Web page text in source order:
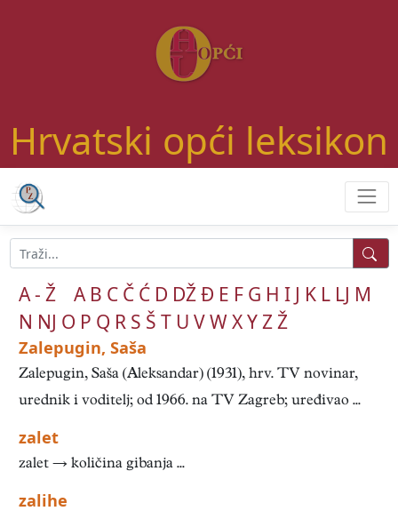
Hrvatski opći leksikon
A - Ž A B C Č Ć D DŽĐ E F G H I J K L LJ M
N NJ O P Q R S Š T U VWXYZŽ
Zalepugin, Saša
Zalepugin, Saša (Aleksandar) (1931), hrv. TV novinar,
urednik i voditelj; od 1966. na TV Zagreb; uređivao ...
zalet
zalet → količina gibanja ...
zalihe